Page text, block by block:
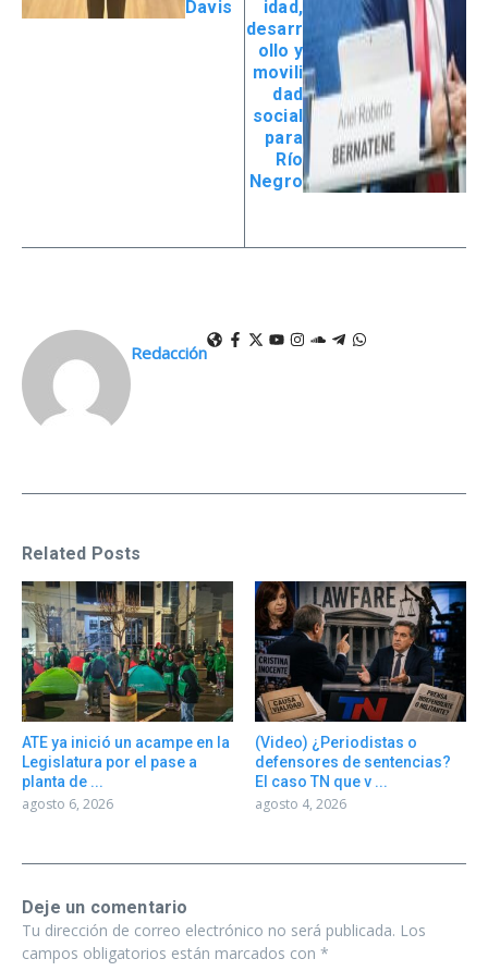
Davis
idad,
desarr
ollo y
movili
dad
social
para
Río
Negro
Redacción
Related Posts
ATE ya inició un acampe en la
Legislatura por el pase a
planta de ...
agosto 6, 2026
(Video) ¿Periodistas o
defensores de sentencias?
El caso TN que v ...
agosto 4, 2026
Deje un comentario
Tu dirección de correo electrónico no será publicada. Los
campos obligatorios están marcados con *